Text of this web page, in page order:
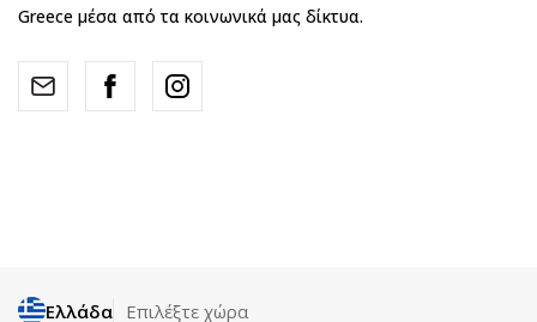
Greece μέσα από τα κοινωνικά μας δίκτυα.
Ελλάδα Επιλέξτε χώρα